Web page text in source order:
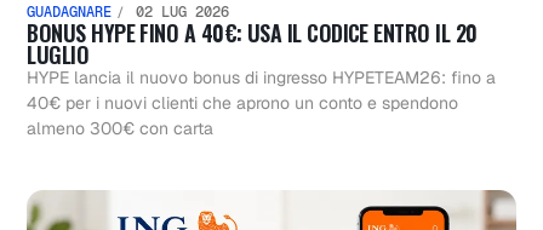
GUADAGNARE 02 LUG 2026
BONUS HYPE FINO A 40€: USA IL CODICE ENTRO IL 20
LUGLIO
HYPE lancia il nuovo bonus di ingresso HYPETEAM26: fino a
40€ per i nuovi clienti che aprono un conto e spendono
almeno 300€ con carta